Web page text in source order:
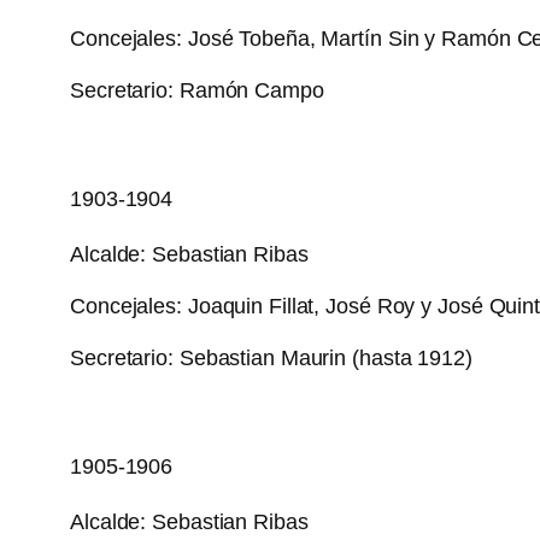
Concejales: José Tobeña, Martín Sin y Ramón
Secretario: Ramón Campo
1903-1904
Alcalde: Sebastian Ribas
Concejales: Joaquin Fillat, José Roy y José
Secretario: Sebastian Maurin (hasta 1912)
1905-1906
Alcalde: Sebastian Ribas